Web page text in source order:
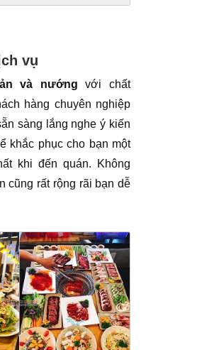
vụ
và nướng với chất
hàng chuyên nghiệp
sàng lắng nghe ý kiến
khắc phục cho bạn một
khi đến quán. Không
cũng rất rộng rãi bạn dễ